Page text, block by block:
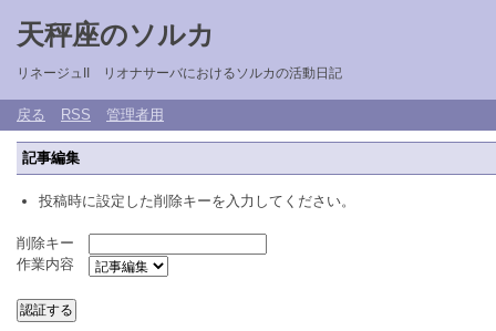
天秤座のソルカ
リネージュII リオナサーバにおけるソルカの活動日記
戻る RSS 管理者用
記事編集
投稿時に設定した削除キーを入力してください。
削除キー
作業内容